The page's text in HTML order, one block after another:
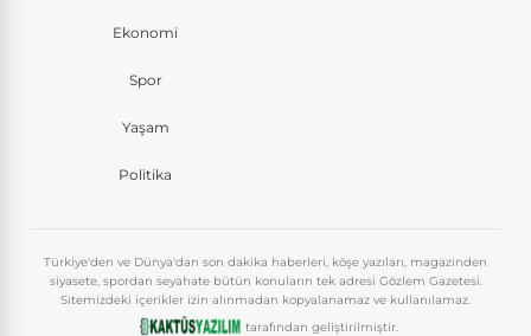
Ekonomi
Spor
Yaşam
Politika
Türkiye'den ve Dünya'dan son dakika haberleri, köşe yazıları, magazinden
siyasete, spordan seyahate bütün konuların tek adresi Gözlem Gazetesi.
Sitemizdeki içerikler izin alınmadan kopyalanamaz ve kullanılamaz.
tarafından geliştirilmiştir.